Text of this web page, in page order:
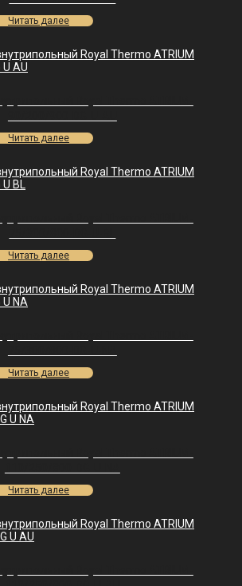
Читать далее
Читать далее
Читать далее
Читать далее
Читать далее